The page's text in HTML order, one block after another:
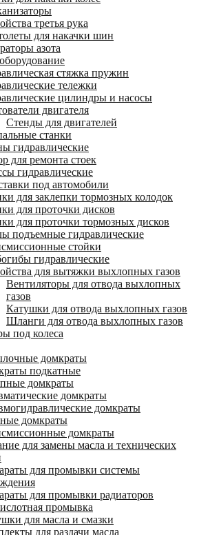
третья рука
для накачки шин
азота
стяжка пружин
тележки
цилиндры и насосы
двигателя
Стенды для двигателей
станки
гидравлические
для ремонта стоек
гидравлические
под автомобили
для заклепки тормозных колодок
для проточки дисков
для проточки тормозных дисков
подъемные гидравлические
стойки
гидравлические
для вытяжки выхлопных газов
Вентиляторы для отвода выхлопных
газов
Катушки для отвода выхлопных газов
Шланги для отвода выхлопных газов
под колеса
домкраты
подкатные
домкраты
домкраты
домкраты
домкраты
домкраты
для замены масла и технических
для промывки системы
для промывки радиаторов
промывка
для масла и смазки
для раздачи масла